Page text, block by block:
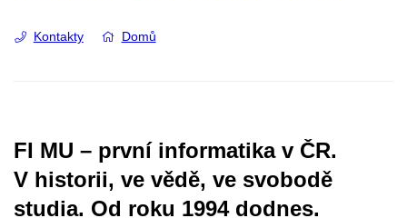
Kontakty Domů
FI MU – první informatika v ČR.
V historii, ve vědě, ve svobodě
studia. Od roku 1994 dodnes.